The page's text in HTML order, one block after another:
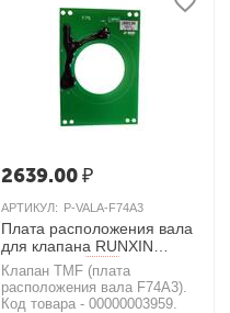
2639.00₽
АРТИКУЛ: P-VALA-F74A3
Плата расположения вала
для клапана RUNXIN
TMF74A3
AКЦИЯ
Клапан TMF (плата
расположения вала F74A3).
Код товара - 00000003959.